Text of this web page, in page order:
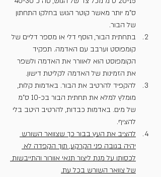
ס"מ יותר מאשר קוטר הגוש בחלקו התחתון
של הבור.
בתחתית הבור, הוסף דלי או מספר דליים של
קומפוסט וערבב עם האדמה. תפקיד
הקומפוסט הוא לאוורר את האדמה ולשפר
את הזמינות של האדמה לקליטת דישון.
להקפיד להרטיב את הבור. באדמות קלות,
מומלץ למלא את תחתית הבור בכ-10 ס"מ
של מים. באדמות כבדות, להרטיב היטב בלי
להציף.
להציב את העץ בבור כך שצוואר השורש
יהיה בגובה פני הקרקע, תוך הקפדה לא
לכסותו על מנת ליצור תנאי אוורור והתייבשות
של צוואר השורש בכל עת.